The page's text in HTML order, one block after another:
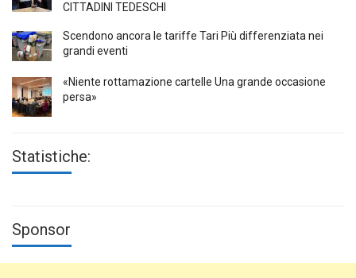
CITTADINI TEDESCHI
Scendono ancora le tariffe Tari Più differenziata nei
grandi eventi
«Niente rottamazione cartelle Una grande occasione
persa»
Statistiche:
Sponsor